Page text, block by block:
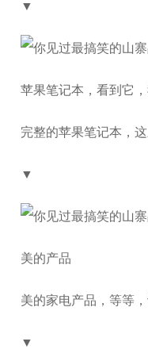
▼
苹果笔记本，看到它
完整的苹果笔记本，
▼
美的产品
美的家电产品，等等
▼